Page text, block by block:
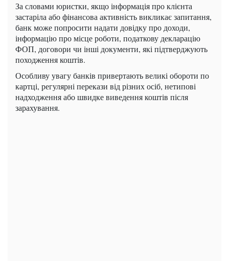
За словами юристки, якщо інформація про клієнта
застаріла або фінансова активність викликає запитання,
банк може попросити надати довідку про доходи,
інформацію про місце роботи, податкову декларацію
ФОП, договори чи інші документи, які підтверджують
походження коштів.
Особливу увагу банків привертають великі обороти по
картці, регулярні перекази від різних осіб, нетипові
надходження або швидке виведення коштів після
зарахування.